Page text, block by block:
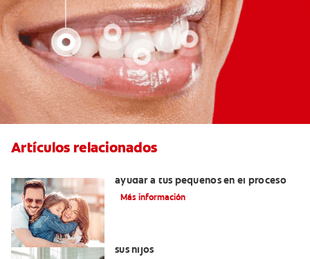
Artículos relacionados
ayudar a tus pequeños en el proceso
Más información
sus hijos